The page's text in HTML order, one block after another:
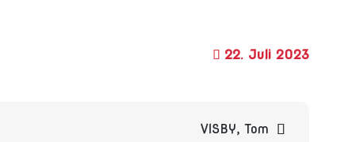
22. Juli 2023
VISBY, Tom